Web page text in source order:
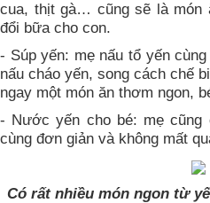
cua, thịt gà… cũng sẽ là món
đổi bữa cho con.
- Súp yến: mẹ nấu tổ yến
nấu cháo yến, song cách chế
ngay một món ăn thơm ngon,
- Nước yến cho bé: mẹ
cùng đơn giản và không mất
Có rất nhiều món ngon từ